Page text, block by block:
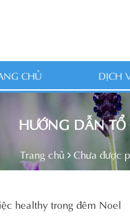
CHỦ DỊCH
HƯỚNG DẪN
Trang chủ Chưa được
healthy trong đêm Noel